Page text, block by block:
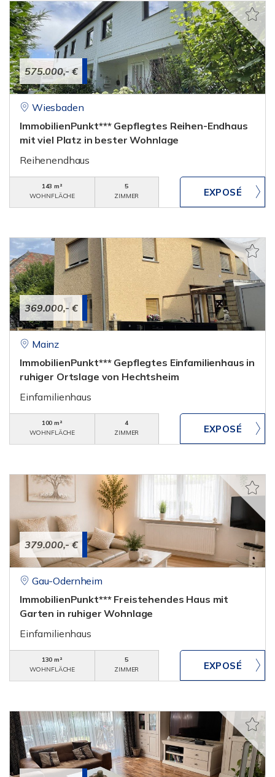
575.000,- €
Wiesbaden
ImmobilienPunkt*** Gepflegtes Reihen-Endhaus
mit viel Platz in bester Wohnlage
Reihenendhaus
143 m²
WOHNFLÄCHE
5
ZIMMER
369.000,- €
Mainz
ImmobilienPunkt*** Gepflegtes Einfamilienhaus in
ruhiger Ortslage von Hechtsheim
Einfamilienhaus
100 m²
WOHNFLÄCHE
4
ZIMMER
379.000,- €
Gau-Odernheim
ImmobilienPunkt*** Freistehendes Haus mit
Garten in ruhiger Wohnlage
Einfamilienhaus
130 m²
WOHNFLÄCHE
5
ZIMMER